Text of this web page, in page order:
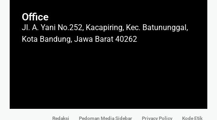
Office
Jl. A. Yani No.252, Kacapiring, Kec. Batununggal,
Kota Bandung, Jawa Barat 40262
Redaksi Pedoman Media Sidebar Privacy Policy Kode Etik